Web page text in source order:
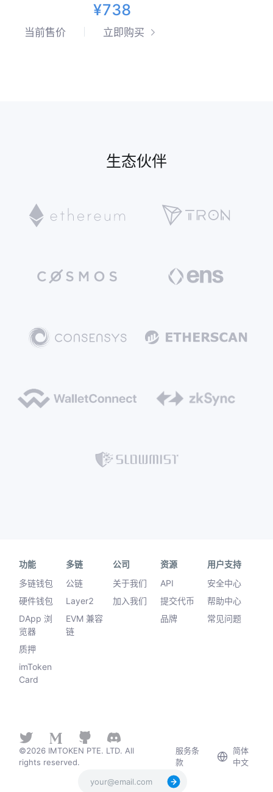
¥738
当前售价 立即购买
生态伙伴
功能
多链钱包
硬件钱包
DApp 浏
览器
质押
imToken
Card
多链
公链
Layer2
EVM 兼容
链
公司
关于我们
加入我们
资源
API
提交代币
品牌
用户支持
安全中心
帮助中心
常见问题
©2026 IMTOKEN PTE. LTD. All
rights reserved.
服务条
款
简体
中文